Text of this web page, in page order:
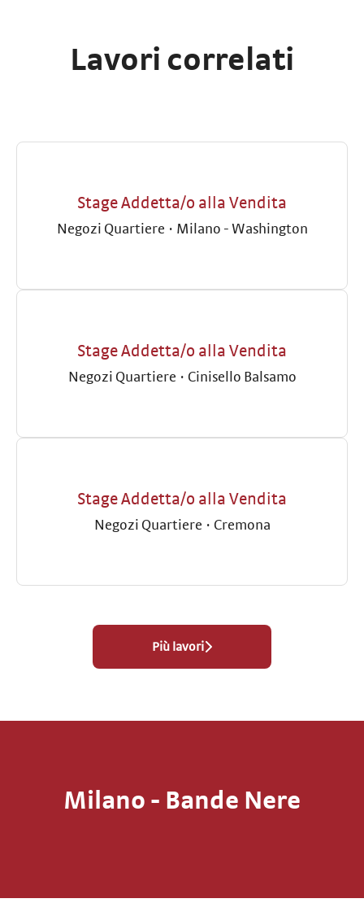
Lavori correlati
Stage Addetta/o alla Vendita
Negozi Quartiere · Milano - Washington
Stage Addetta/o alla Vendita
Negozi Quartiere · Cinisello Balsamo
Stage Addetta/o alla Vendita
Negozi Quartiere · Cremona
Più lavori
Milano - Bande Nere